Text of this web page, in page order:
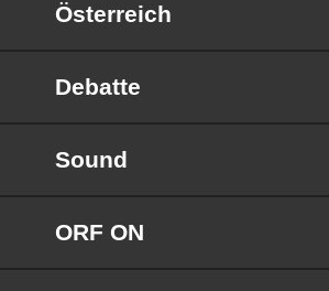
Österreich
Debatte
Sound
ORF ON